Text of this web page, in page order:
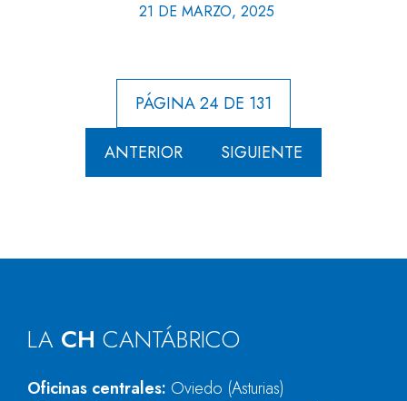
21 DE MARZO, 2025
PÁGINA 24 DE 131
ANTERIOR SIGUIENTE
LA CH CANTÁBRICO
Oficinas centrales: Oviedo (Asturias)